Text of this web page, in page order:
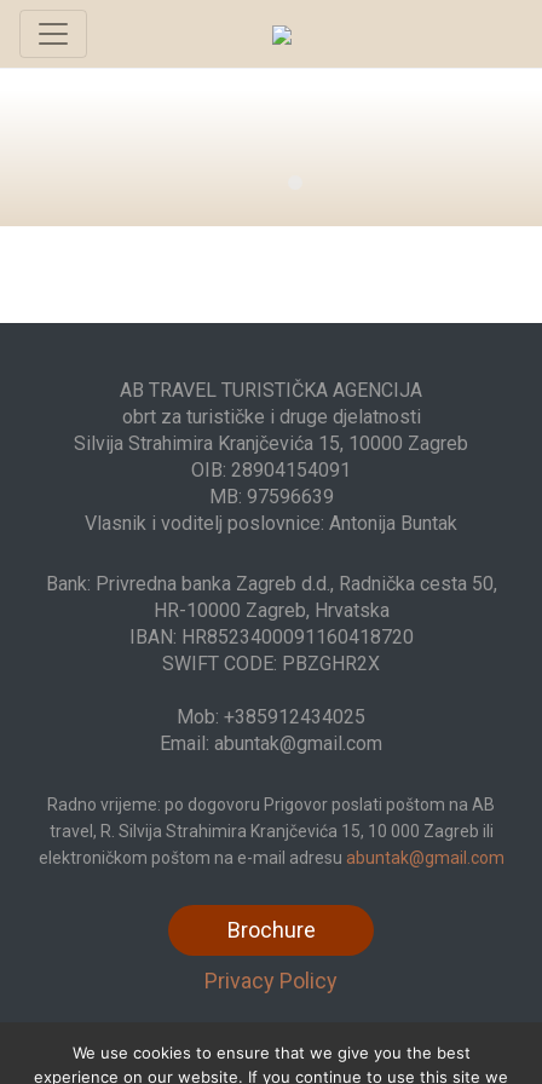
AB TRAVEL TURISTIČKA AGENCIJA
obrt za turističke i druge djelatnosti
Silvija Strahimira Kranjčevića 15, 10000 Zagreb
OIB: 28904154091
MB: 97596639
Vlasnik i voditelj poslovnice: Antonija Buntak
Bank: Privredna banka Zagreb d.d., Radnička cesta 50,
HR-10000 Zagreb, Hrvatska
IBAN: HR8523400091160418720
SWIFT CODE: PBZGHR2X
Mob: +385912434025
Email: abuntak@gmail.com
Radno vrijeme: po dogovoru Prigovor poslati poštom na AB
travel, R. Silvija Strahimira Kranjčevića 15, 10 000 Zagreb ili
elektroničkom poštom na e-mail adresu abuntak@gmail.com
Brochure
Privacy Policy
We use cookies to ensure that we give you the best
experience on our website. If you continue to use this site we